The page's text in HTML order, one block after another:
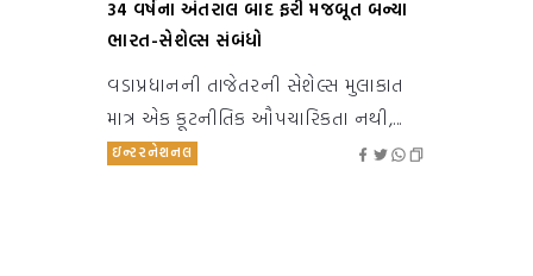
34 વર્ષના અંતરાલ બાદ ફરી મજબૂત બન્યા
ભારત-સેશેલ્સ સંબંધો
વડાપ્રધાનની તાજેતરની સેશેલ્સ મુલાકાત
માત્ર એક કૂટનીતિક ઔપચારિકતા નથી,...
ઇન્ટરનેશનલ